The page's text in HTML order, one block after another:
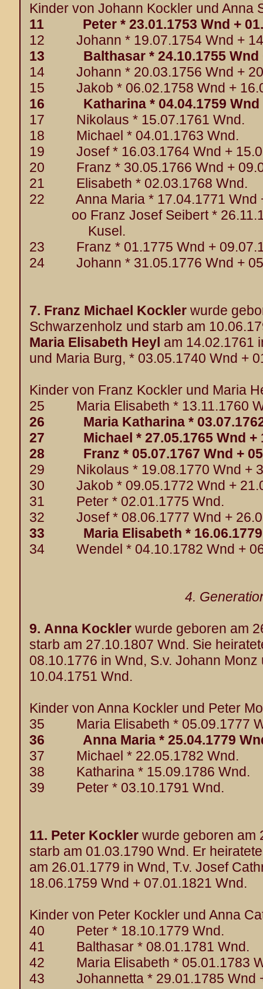
Kinder von Johann Kockler und Anna
11 Peter * 23.01.1753 Wnd +
12 Johann * 19.07.1754 Wnd +
13 Balthasar * 24.10.1755 Wnd +
14 Johann * 20.03.1756 Wnd +
15 Jakob * 06.02.1758 Wnd +
16 Katharina * 04.04.1759 Wnd +
17 Nikolaus * 15.07.1761 Wnd.
18 Michael * 04.01.1763 Wnd.
19 Josef * 16.03.1764 Wnd +
20 Franz * 30.05.1766 Wnd +
21 Elisabeth * 02.03.1768 Wnd.
22 Anna Maria * 17.04.1771 Wnd
oo Franz Josef Seibert *
Kusel.
23 Franz * 01.1775 Wnd +
24 Johann * 31.05.1776 Wnd +
7. Franz Michael Kockler wurde
Schwarzenholz und starb am
Maria Elisabeth Heyl am 14.02.1761
und Maria Burg, * 03.05.1740 Wnd +
Kinder von Franz Kockler und Maria
25 Maria Elisabeth * 13.11.1760
26 Maria Katharina * 03.07.1762
27 Michael * 27.05.1765 Wnd +
28 Franz * 05.07.1767 Wnd +
29 Nikolaus * 19.08.1770 Wnd +
30 Jakob * 09.05.1772 Wnd +
31 Peter * 02.01.1775 Wnd.
32 Josef * 08.06.1777 Wnd +
33 Maria Elisabeth * 16.06.1779
34 Wendel * 04.10.1782 Wnd +
4.
9. Anna Kockler wurde geboren am
starb am 27.10.1807 Wnd. Sie
08.10.1776 in Wnd, S.v. Johann
10.04.1751 Wnd.
Kinder von Anna Kockler und Peter
35 Maria Elisabeth * 05.09.1777
36 Anna Maria * 25.04.1779 Wnd
37 Michael * 22.05.1782 Wnd.
38 Katharina * 15.09.1786 Wnd.
39 Peter * 03.10.1791 Wnd.
11. Peter Kockler wurde geboren am
starb am 01.03.1790 Wnd. Er
am 26.01.1779 in Wnd, T.v. Josef
18.06.1759 Wnd + 07.01.1821 Wnd.
Kinder von Peter Kockler und Anna
40 Peter * 18.10.1779 Wnd.
41 Balthasar * 08.01.1781 Wnd.
42 Maria Elisabeth * 05.01.1783
43 Johannetta * 29.01.1785 Wnd +